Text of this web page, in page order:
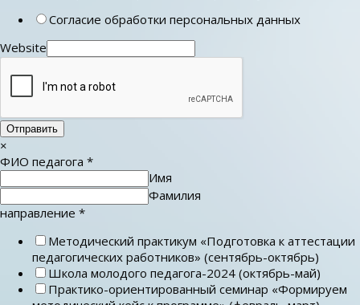
Согласие обработки персональных данных
Website
Отправить
×
ФИО педагога *
Имя
Фамилия
направление *
Методический практикум «Подготовка к аттестации
педагогических работников» (сентябрь-октябрь)
Школа молодого педагога-2024 (октябрь-май)
Практико-ориентированный семинар «Формируем